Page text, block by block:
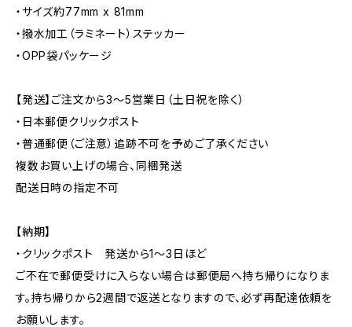
・サイズ約77mm x 81mm
・撥水加工（ラミネート）ステッカー
・OPP袋パッケージ
【発送】ご注文から3〜5営業日（土日祝を除く）
・日本郵便クリックポスト
・普通郵便（ご注意）追跡不可を予めご了承ください
複数お買い上げの場合、同梱発送
配送日時の指定不可
【納期】
・クリックポスト 発送から1〜3日ほど
ご不在で郵便受けに入らない場合は郵便局へ持ち帰りになりま
す。持ち帰りから2週間で返送となりますので、必ず再配達依頼を
お願いします。